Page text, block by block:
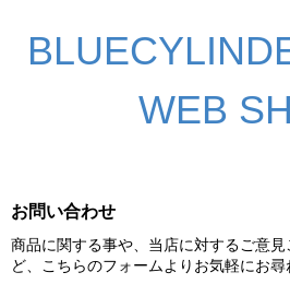
WEB
お問い合わせ
商品に関する事や、当店に対するご意
ど、こちらのフォームよりお気軽にお尋